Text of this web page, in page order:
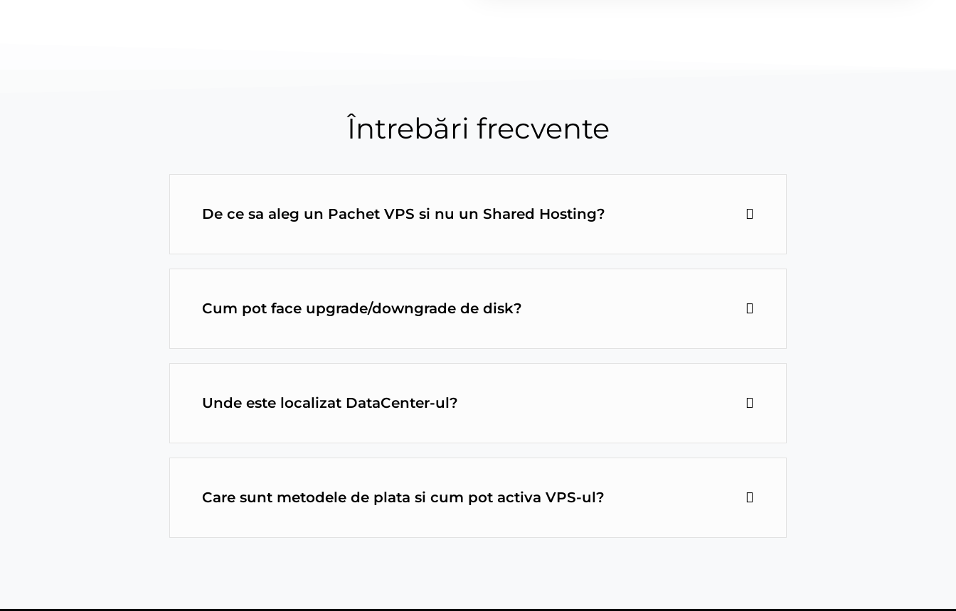
Întrebări frecvente
De ce sa aleg un Pachet VPS si nu un Shared Hosting?
Cum pot face upgrade/downgrade de disk?
Unde este localizat DataCenter-ul?
Care sunt metodele de plata si cum pot activa VPS-ul?